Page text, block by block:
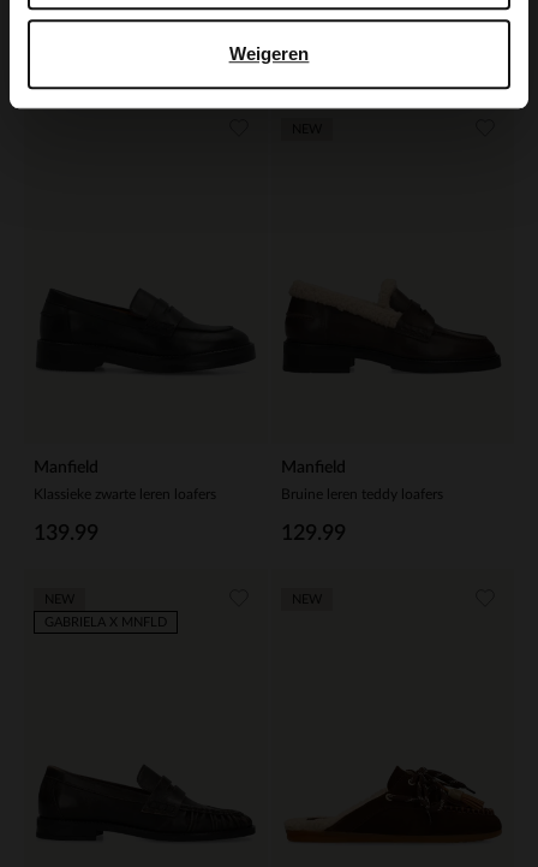
Weigeren
Bronzen gevlochten slingbacks Zwarte leren loafers met gouden chain
109.99
Manfield
Klassieke zwarte leren loafers
139.99
Manfield
Bruine leren teddy loafers
129.99
GABRIELA X MNFLD